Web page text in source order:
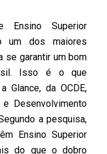
Ensino Superior
um dos maiores
se garantir um bom
Isso é o que
Glance, da OCDE,
e Desenvolvimento
a pesquisa,
Ensino Superior
do que o dobro